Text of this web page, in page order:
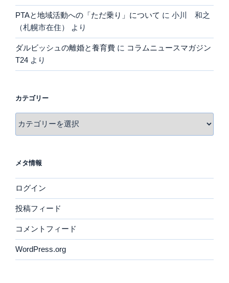
PTAと地域活動への「ただ乗り」について に 小川 和之
（札幌市在住）
より
ダルビッシュの離婚と養育費 に コラムニュースマガジン
T24 より
カテゴリー
ー
メタ情報
ログイン
投稿フィード
コメントフィード
WordPress.org